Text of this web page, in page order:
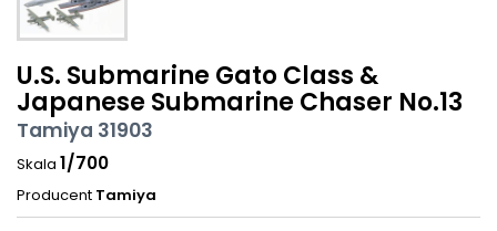
U.S. Submarine Gato Class &
Japanese Submarine Chaser No.13
Tamiya 31903
Skala 1/700
Producent Tamiya